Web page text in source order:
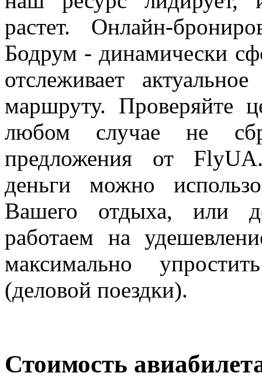
растет. Онлайн-
Бодрум - динамически
отслеживает
маршруту. Проверяйте
любом случае не
предложения от
деньги можно
Вашего отдыха, или
работаем на
максимально
(деловой поездки).
Стоимость